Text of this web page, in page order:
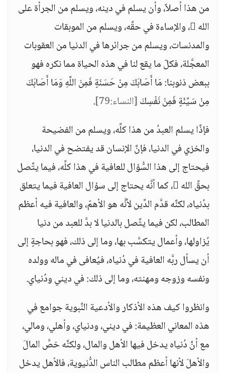
من هذا أصلاً، وأن يسلم في دينه، ويسلم من الجرأة على
الله ، والإساءة في حقِّه، ويسلم من الموبقات
والمدنسات، ويسلم من جرائرها في الدنيا من العقوبات
المعجَّلة، فكلّ ما يقع لنا في هذه الحياة مما نكره فهو
ببعض ذنوبنا: مَا أَصَابَكَ مِنْ حَسَنَةٍ فَمِنَ اللَّهِ وَمَا أَصَابَكَ
مِنْ سَيِّئَةٍ فَمِنْ نَفْسِكَ[النساء:79]
.
فإذًا يسلم العبدُ من هذا كلِّه، ويسلم من الفضيحة
والخزي في الدنيا، فإنَّ الإنسان قد يفتضح في الدنيا،
فيحتاج إلى هذا السُّؤال للعافية في هذا كلِّه، فيما يتَّصل
بحقِّ الله ، كما أنَّه يحتاج إلى سؤال العافية فيما يتعلق
بدُنياه، لكنَّه قدَّم الدِّين لأنَّه هو الأهمّ، والعافية فيه أعظم
المطالب، لكن فيما يتَّصل بالدنيا لا بدَّ للعبد من دنيا
يُزاولها، وأعمال يتكسَّب بها، وما إلى ذلك، فهو بحاجةٍ إلى
أن يسأل ربَّه العافية في دُنياه، فيُعافى في ماله وولده
ونفسه وزوجه ومهنته، وما إلى ذلك: في ديني ودُنياي.
وانظروا كيف هذه الأذكار والأدعية النَّبوية جوامع في
هذه المعاني العظيمة: في ديني، ودنياي، وأهلي، ومالي،
مع أنَّ دُنياه يدخل فيها الأهل والمال، ولكنَّه خصَّ المالَ
والأهلَ لأنها أعظم مطالب الناس الدُّنيوية، فالأهل يدخل